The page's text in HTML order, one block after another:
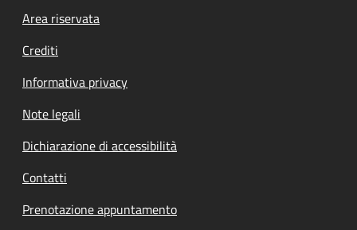
Footer menu
Area riservata
Crediti
Informativa privacy
Note legali
Dichiarazione di accessibilità
Contatti
Prenotazione appuntamento